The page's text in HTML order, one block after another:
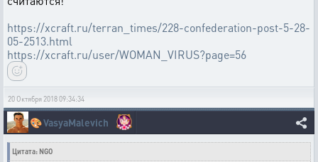
https://xcraft.ru/terran_times/228-confederation-post-5-28-
05-2513.html
https://xcraft.ru/user/WOMAN_VIRUS?page=56
20 Октября 2018 09:34:34
🎨VasyaMalevich
Цитата: NGO